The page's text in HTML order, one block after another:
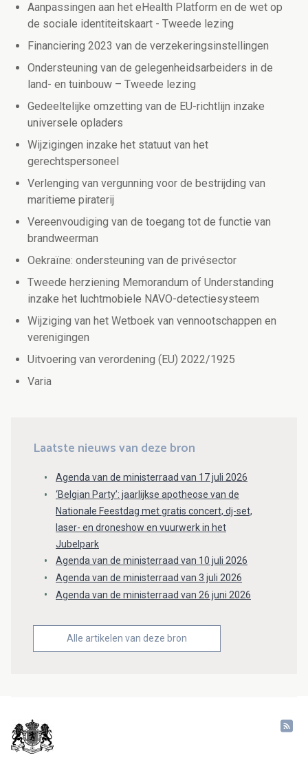
Aanpassingen aan het eHealth Platform en de wet op
de sociale identiteitskaart - Tweede lezing
Financiering 2023 van de verzekeringsinstellingen
Ondersteuning van de gelegenheidsarbeiders in de
land- en tuinbouw – Tweede lezing
Gedeeltelijke omzetting van de EU-richtlijn inzake
universele opladers
Wijzigingen inzake het statuut van het
gerechtspersoneel
Verlenging van vergunning voor de bestrijding van
maritieme piraterij
Vereenvoudiging van de toegang tot de functie van
brandweerman
Oekraïne: ondersteuning van de privésector
Tweede herziening Memorandum of Understanding
inzake het luchtmobiele NAVO-detectiesysteem
Wijziging van het Wetboek van vennootschappen en
verenigingen
Uitvoering van verordening (EU) 2022/1925
Varia
Laatste nieuws van deze bron
Agenda van de ministerraad van 17 juli 2026
‘Belgian Party’: jaarlijkse apotheose van de
Nationale Feestdag met gratis concert, dj-set,
laser- en droneshow en vuurwerk in het
Jubelpark
Agenda van de ministerraad van 10 juli 2026
Agenda van de ministerraad van 3 juli 2026
Agenda van de ministerraad van 26 juni 2026
Alle artikelen van deze bron